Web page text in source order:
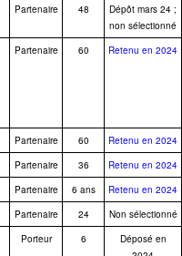
Partenaire 48
Dépôt mars 24 ;
non sélectionné
Partenaire 60 Retenu en 2024
Partenaire 60
Retenu en 2024
Partenaire 36
Retenu en 2024
Partenaire 6 ans
Retenu en 2024
Partenaire 24
Non sélectionné
Porteur 6
Déposé en